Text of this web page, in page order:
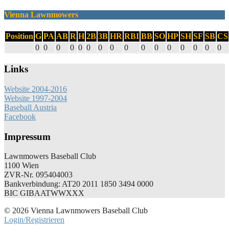
Vienna Lawnmowers
Position G PA AB R H 2B 3B HR RBI BB SO HP SH SF SB CS
0 0 0 0 0 0 0 0 0 0 0 0 0 0 0 0
Links
Website 2004-2016
Website 1997-2004
Baseball Austria
Facebook
Impressum
Lawnmowers Baseball Club
1100 Wien
ZVR-Nr. 095404003
Bankverbindung: AT20 2011 1850 3494 0000
BIC GIBAATWWXXX
© 2026 Vienna Lawnmowers Baseball Club
Login/Registrieren